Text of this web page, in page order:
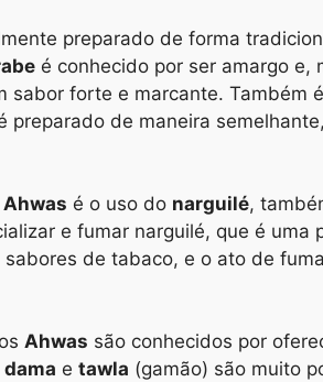
preparado de forma
é conhecido por ser amargo e,
sabor forte e marcante. Também
preparado de maneira
Ahwas é o uso do narguilé,
e fumar narguilé, que é
de tabaco, e o ato de
Ahwas são conhecidos por
dama e tawla (gamão) são muito